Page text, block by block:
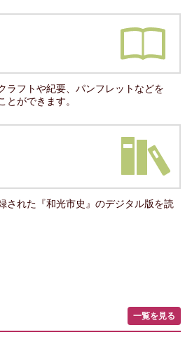
ラフトや紀要、パンフレットなどを
とができます。
された『和光市史』のデジタル版を読
一覧を見る